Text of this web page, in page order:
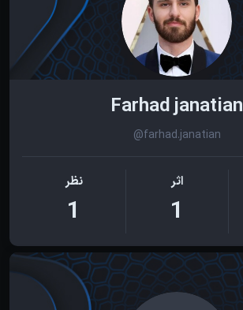
Farhad janatian
@farhad.janatian
اثر
1
نظر
1